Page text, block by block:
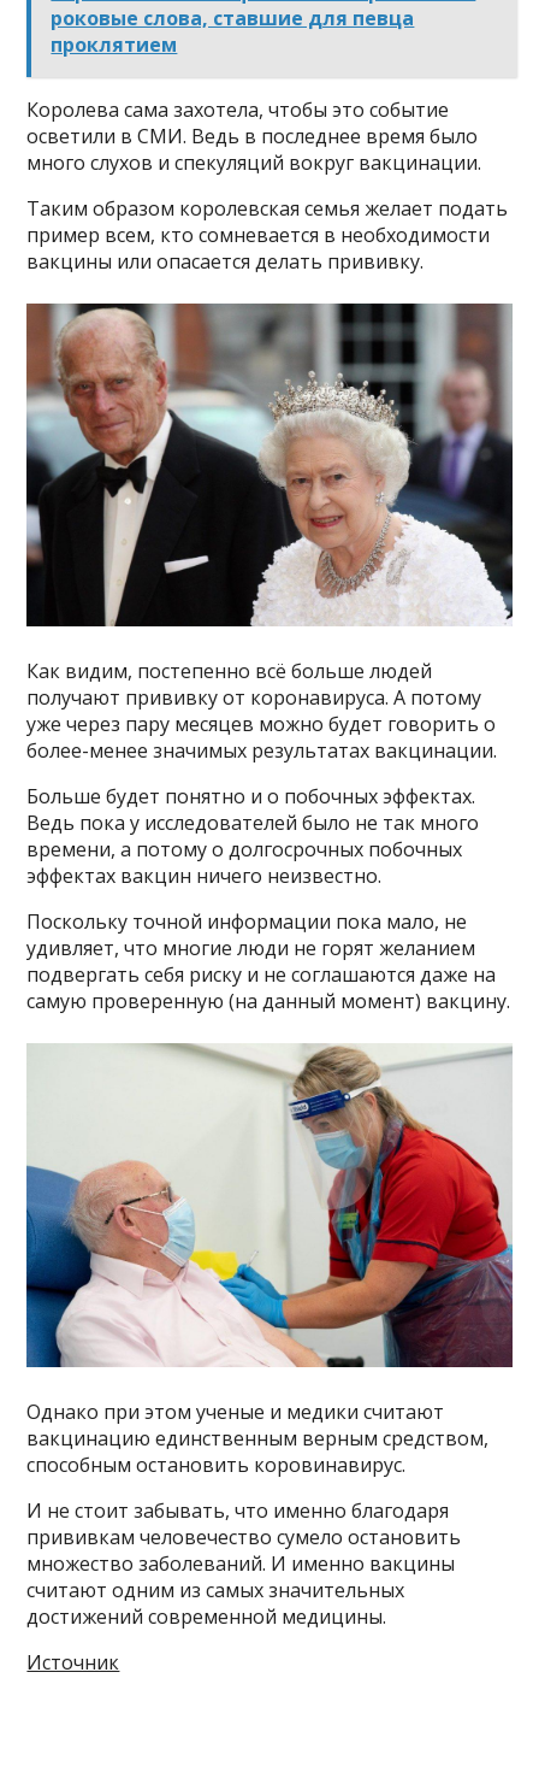
роковые слова, ставшие для певца
проклятием
Королева сама захотела, чтобы это событие
осветили в СМИ. Ведь в последнее время было
много слухов и спекуляций вокруг вакцинации.
Таким образом королевская семья желает подать
пример всем, кто сомневается в необходимости
вакцины или опасается делать прививку.
Как видим, постепенно всё больше людей
получают прививку от коронавируса. А потому
уже через пару месяцев можно будет говорить о
более-менее значимых результатах вакцинации.
Больше будет понятно и о побочных эффектах.
Ведь пока у исследователей было не так много
времени, а потому о долгосрочных побочных
эффектах вакцин ничего неизвестно.
Поскольку точной информации пока мало, не
удивляет, что многие люди не горят желанием
подвергать себя риску и не соглашаются даже на
самую проверенную (на данный момент) вакцину.
Однако при этом ученые и медики считают
вакцинацию единственным верным средством,
способным остановить коровинавирус.
И не стоит забывать, что именно благодаря
прививкам человечество сумело остановить
множество заболеваний. И именно вакцины
считают одним из самых значительных
достижений современной медицины.
Источник